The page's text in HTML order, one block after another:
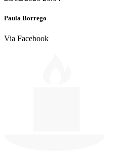
Paula Borrego
Via Facebook